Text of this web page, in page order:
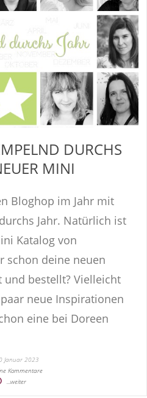
DURCHS
MINI
Bloghop im Jahr mit
Jahr. Natürlich ist
Katalog von
schon deine neuen
und bestellt? Vielleicht
neue Inspirationen
eine bei Doreen
Januar 2023
Kommentare
...weiter